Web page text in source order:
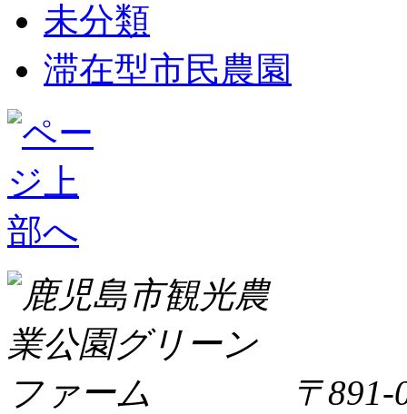
未分類
滞在型市民農園
〒891-